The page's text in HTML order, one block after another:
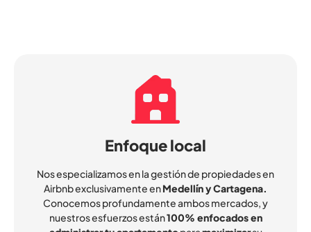
Enfoque local
Nos especializamos en la gestión de propiedades en
Airbnb exclusivamente enMedellín y Cartagena.
Conocemos profundamente ambos mercados, y
nuestros esfuerzos están100% enfocados en